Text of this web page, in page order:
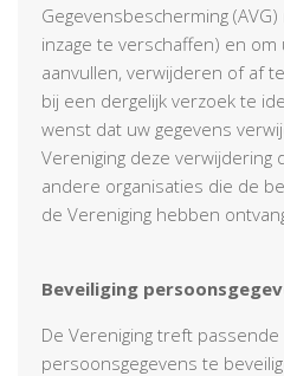
Gegevensbescherming
inzage te verschaffen) en om
aanvullen, verwijderen of af
bij een dergelijk verzoek te
wenst dat uw gegevens
Vereniging deze verwijdering
andere organisaties die de
de Vereniging hebben
Beveiliging
De Vereniging treft
persoonsgegevens te